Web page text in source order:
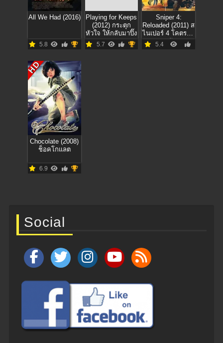
All We Had (2016)
5.8
Playing for Keeps
(2012) กระตุก
หัวใจ ให้กลับมาปิ๊ง
5.7
Sniper 4:
Reloaded (2011) ส
ไนเปอร์ 4 โคตรนัก
ฆ่าซุ่มสังหาร
5.4
HD
Chocolate (2008)
ช็อคโกแลต
6.9
Social